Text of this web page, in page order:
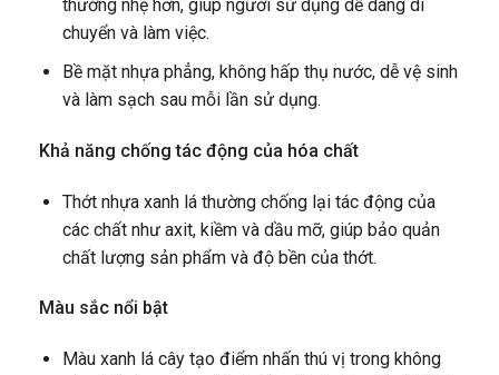
thường nhẹ hơn, giúp người sử dụng dễ dàng di
chuyển và làm việc.
Bề mặt nhựa phẳng, không hấp thụ nước, dễ vệ sinh
và làm sạch sau mỗi lần sử dụng.
Khả năng chống tác động của hóa chất
Thớt nhựa xanh lá thường chống lại tác động của
các chất như axit, kiềm và dầu mỡ, giúp bảo quản
chất lượng sản phẩm và độ bền của thớt.
Màu sắc nổi bật
Màu xanh lá cây tạo điểm nhấn thú vị trong không